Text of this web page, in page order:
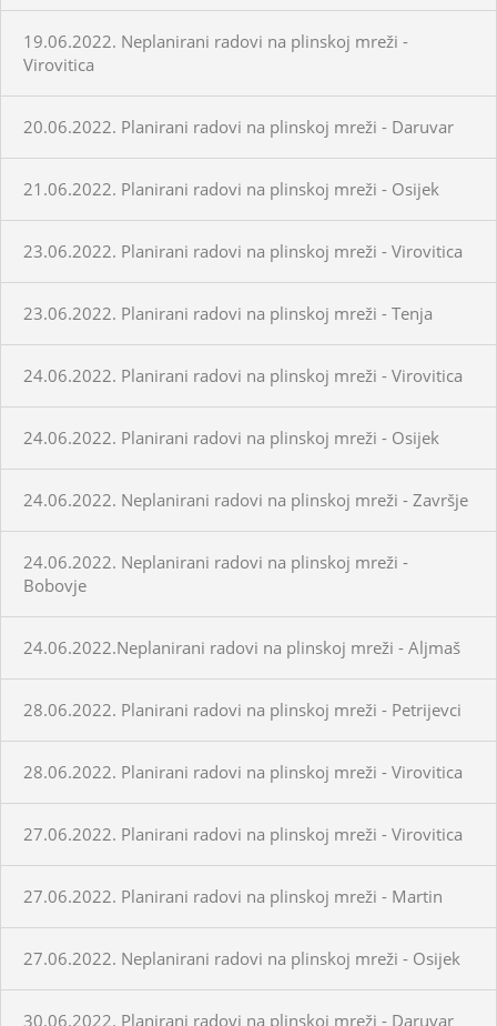
19.06.2022. Neplanirani radovi na plinskoj mreži -
Virovitica
20.06.2022. Planirani radovi na plinskoj mreži - Daruvar
21.06.2022. Planirani radovi na plinskoj mreži - Osijek
23.06.2022. Planirani radovi na plinskoj mreži - Virovitica
23.06.2022. Planirani radovi na plinskoj mreži - Tenja
24.06.2022. Planirani radovi na plinskoj mreži - Virovitica
24.06.2022. Planirani radovi na plinskoj mreži - Osijek
24.06.2022. Neplanirani radovi na plinskoj mreži - Završje
24.06.2022. Neplanirani radovi na plinskoj mreži -
Bobovje
24.06.2022.Neplanirani radovi na plinskoj mreži - Aljmaš
28.06.2022. Planirani radovi na plinskoj mreži - Petrijevci
28.06.2022. Planirani radovi na plinskoj mreži - Virovitica
27.06.2022. Planirani radovi na plinskoj mreži - Virovitica
27.06.2022. Planirani radovi na plinskoj mreži - Martin
27.06.2022. Neplanirani radovi na plinskoj mreži - Osijek
30.06.2022. Planirani radovi na plinskoj mreži - Daruvar